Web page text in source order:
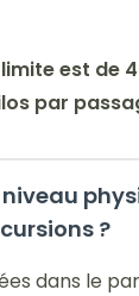
est de
par
niveau
?
dans le